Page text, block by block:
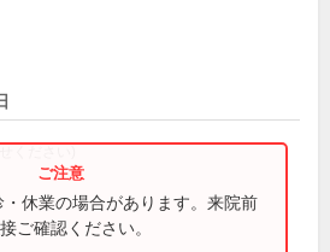
ください)
休業の場合があります。来院前
ご確認ください。